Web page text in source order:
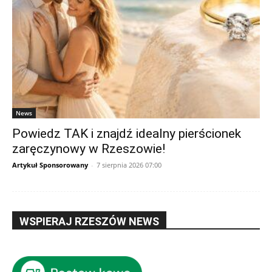
News
Powiedz TAK i znajdź idealny pierścionek
zaręczynowy w Rzeszowie!
Artykuł Sponsorowany - 7 sierpnia 2026 07:00
WSPIERAJ RZESZÓW NEWS